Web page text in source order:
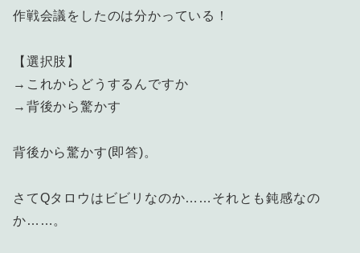
作戦会議をしたのは分かっている！
【選択肢】
→これからどうするんですか
→背後から驚かす
背後から驚かす(即答)。
さてQタロウはビビリなのか……それとも鈍感なの
か……。